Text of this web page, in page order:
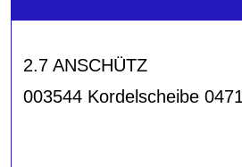
2.7 ANSCHÜTZ
003544 Kordelscheibe